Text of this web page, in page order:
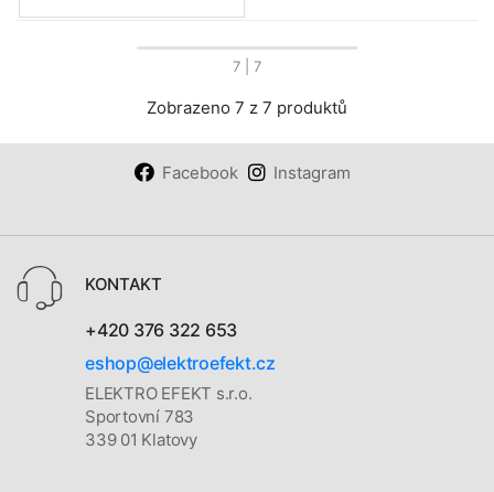
7 | 7
Zobrazeno 7 z 7 produktů
Facebook Instagram
KONTAKT
+420 376 322 653
eshop@elektroefekt.cz
ELEKTRO EFEKT s.r.o.
Sportovní 783
339 01 Klatovy